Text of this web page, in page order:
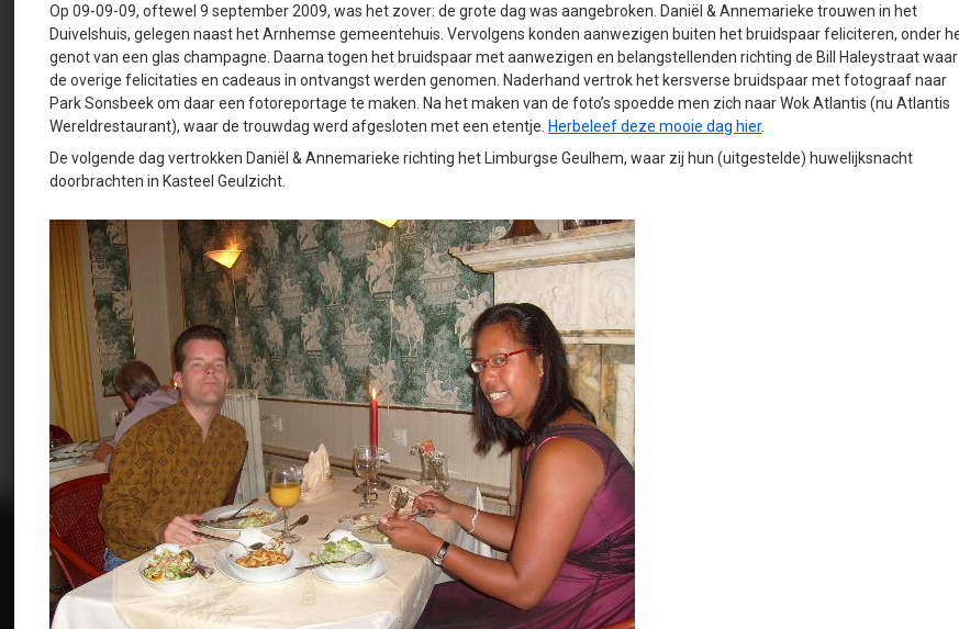
Op 09-09-09, oftewel 9 september 2009, was het zover: de grote dag was aangebroken. Daniël & Annemarieke trouwen in het
Duivelshuis, gelegen naast het Arnhemse gemeentehuis. Vervolgens konden aanwezigen buiten het bruidspaar feliciteren, onder
genot van een glas champagne. Daarna togen het bruidspaar met aanwezigen en belangstellenden richting de Bill Haleystraat waar
de overige felicitaties en cadeaus in ontvangst werden genomen. Naderhand vertrok het kersverse bruidspaar met fotograaf naar
Park Sonsbeek om daar een fotoreportage te maken. Na het maken van de foto’s spoedde men zich naar Wok Atlantis (nu Atlantis
Wereldrestaurant), waar de trouwdag werd afgesloten met een etentje. Herbeleef deze mooie dag hier.
De volgende dag vertrokken Daniël & Annemarieke richting het Limburgse Geulhem, waar zij hun (uitgestelde) huwelijksnacht
doorbrachten in Kasteel Geulzicht.